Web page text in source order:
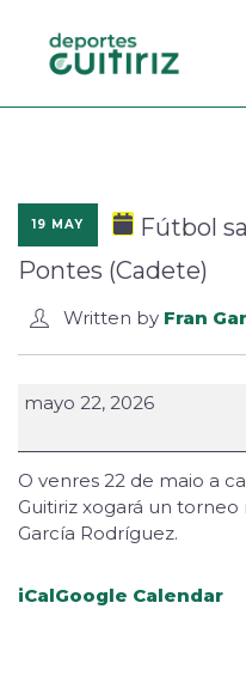
Actualidade
Contacto
Concello
19 MAY
Fútbol
Pontes (Cadete)
Written by Fran
mayo 22, 2026
O venres 22 de maio a
Guitiriz xogará un
García Rodríguez.
iCalGoogle Calendar